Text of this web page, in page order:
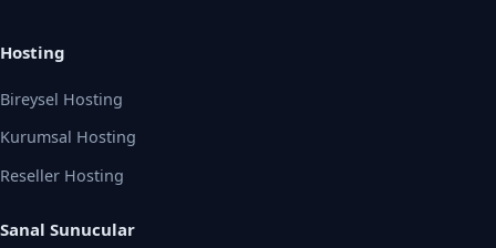
Hosting
Bireysel Hosting
Kurumsal Hosting
Reseller Hosting
Sanal Sunucular